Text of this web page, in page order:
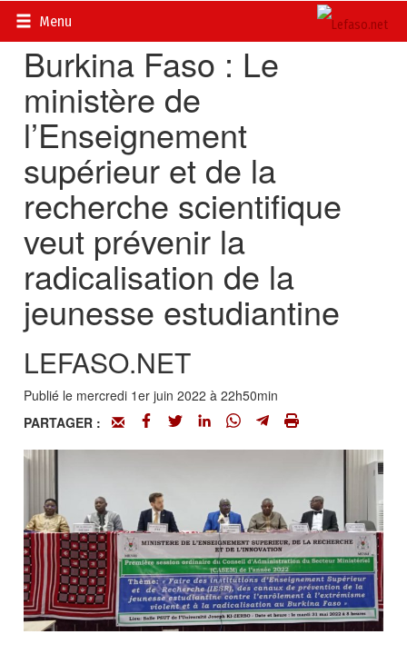
Menu
Accueil>
Burkina Faso : Le
ministère de
l’Enseignement
supérieur et de la
recherche scientifique
veut prévenir la
radicalisation de la
jeunesse estudiantine
LEFASO.NET
Publié le mercredi 1er juin 2022 à 22h50min
PARTAGER :